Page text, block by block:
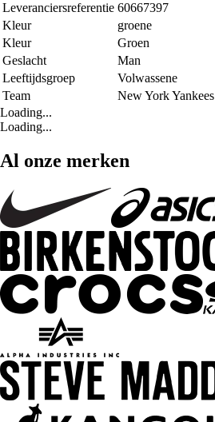
Leveranciersreferentie 60667397
Kleur
groene
Kleur
Groen
Geslacht
Man
Leeftijdsgroep
Volwassene
Team
New York Yankees
Loading...
Loading...
Al onze merken